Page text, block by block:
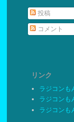
投稿
コメント
リンク
ラジコンも
ラジコンも
ラジコンも